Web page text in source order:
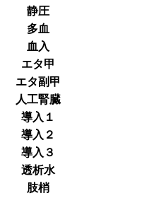
静圧
多血
血入
エタ甲
エタ副甲
人工腎臓
導入１
導入２
導入３
透析水
肢梢